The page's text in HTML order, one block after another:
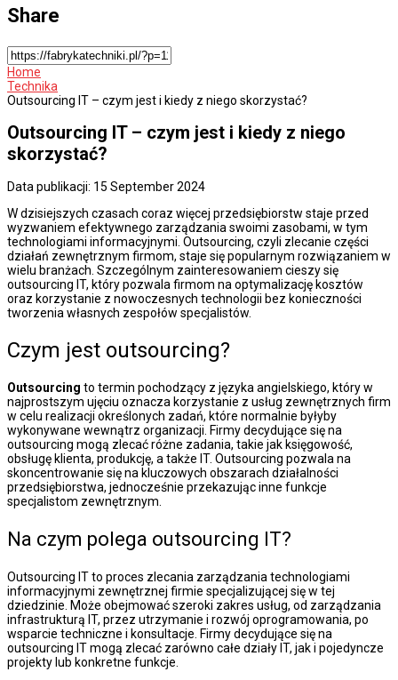
Share
Home
Technika
Outsourcing IT – czym jest i kiedy z niego skorzystać?
Outsourcing IT – czym jest i kiedy z niego
skorzystać?
Data publikacji: 15 September 2024
W dzisiejszych czasach coraz więcej przedsiębiorstw staje przed
wyzwaniem efektywnego zarządzania swoimi zasobami, w tym
technologiami informacyjnymi. Outsourcing, czyli zlecanie części
działań zewnętrznym firmom, staje się popularnym rozwiązaniem w
wielu branżach. Szczególnym zainteresowaniem cieszy się
outsourcing IT, który pozwala firmom na optymalizację kosztów
oraz korzystanie z nowoczesnych technologii bez konieczności
tworzenia własnych zespołów specjalistów.
Czym jest outsourcing?
Outsourcing to termin pochodzący z języka angielskiego, który w
najprostszym ujęciu oznacza korzystanie z usług zewnętrznych firm
w celu realizacji określonych zadań, które normalnie byłyby
wykonywane wewnątrz organizacji. Firmy decydujące się na
outsourcing mogą zlecać różne zadania, takie jak księgowość,
obsługę klienta, produkcję, a także IT. Outsourcing pozwala na
skoncentrowanie się na kluczowych obszarach działalności
przedsiębiorstwa, jednocześnie przekazując inne funkcje
specjalistom zewnętrznym.
Na czym polega outsourcing IT?
Outsourcing IT to proces zlecania zarządzania technologiami
informacyjnymi zewnętrznej firmie specjalizującej się w tej
dziedzinie. Może obejmować szeroki zakres usług, od zarządzania
infrastrukturą IT, przez utrzymanie i rozwój oprogramowania, po
wsparcie techniczne i konsultacje. Firmy decydujące się na
outsourcing IT mogą zlecać zarówno całe działy IT, jak i pojedyncze
projekty lub konkretne funkcje.